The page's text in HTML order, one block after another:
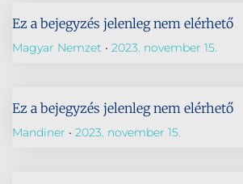
Ez a bejegyzés jelenleg nem elérhető
Magyar Nemzet 2023. november 15.
Ez a bejegyzés jelenleg nem elérhető
Mandiner 2023. november 15.